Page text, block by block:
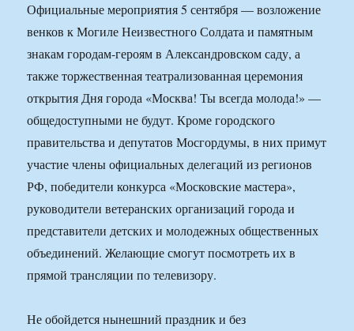
Официальные мероприятия 5 сентября — возложение
венков к Могиле Неизвестного Солдата и памятным
знакам городам-героям в Александровском саду, а
также торжественная театрализованная церемония
открытия Дня города «Москва! Ты всегда молода!» —
общедоступными не будут. Кроме городского
правительства и депутатов Мосгордумы, в них примут
участие члены официальных делегаций из регионов
РФ, победители конкурса «Московские мастера»,
руководители ветеранских организаций города и
представители детских и молодежных общественных
объединений. Желающие смогут посмотреть их в
прямой трансляции по телевизору.
Не обойдется нынешний праздник и без